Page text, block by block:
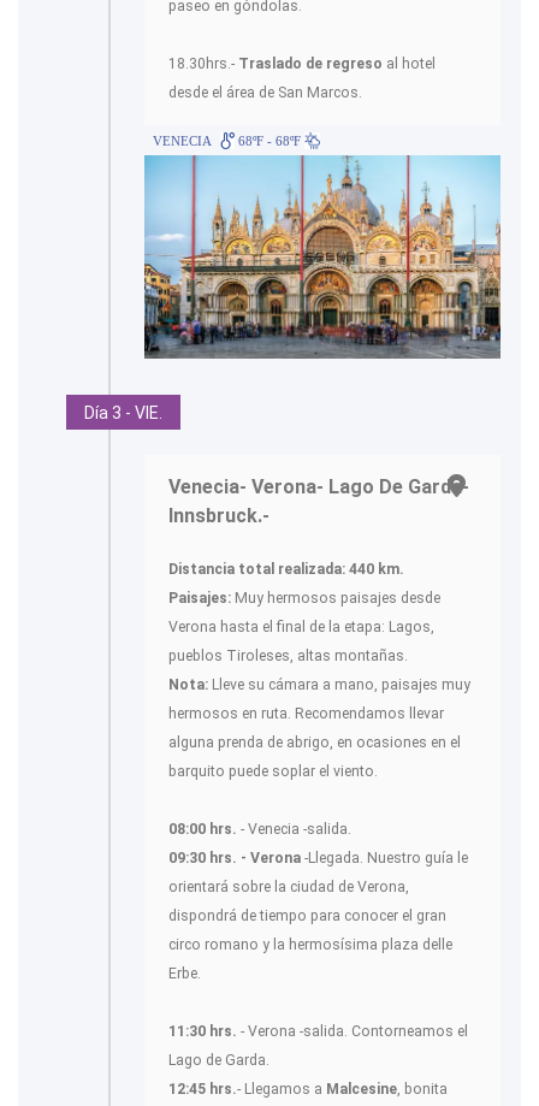
paseo en góndolas.
18.30hrs.- Traslado de regreso al hotel
desde el área de San Marcos.
VENECIA 68ºF - 68ºF
Día 3 - VIE.
Venecia- Verona- Lago De Garda-
Innsbruck.-
Distancia total realizada: 440 km.
Paisajes: Muy hermosos paisajes desde
Verona hasta el final de la etapa: Lagos,
pueblos Tiroleses, altas montañas.
Nota: Lleve su cámara a mano, paisajes muy
hermosos en ruta. Recomendamos llevar
alguna prenda de abrigo, en ocasiones en el
barquito puede soplar el viento.
08:00 hrs. - Venecia -salida.
09:30 hrs. - Verona -Llegada. Nuestro guía le
orientará sobre la ciudad de Verona,
dispondrá de tiempo para conocer el gran
circo romano y la hermosísima plaza delle
Erbe.
11:30 hrs. - Verona -salida. Contorneamos el
Lago de Garda.
12:45 hrs.- Llegamos a Malcesine , bonita